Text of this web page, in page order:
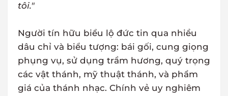
tôi."
Người tín hữu biểu lộ đức tin qua nhiều
dâu chỉ và biểu tượng: bái gối, cung giọng
phụng vụ, sử dụng trầm hương, quý trọng
các vật thánh, mỹ thuật thánh, và phẩm
giá của thánh nhạc. Chính vẻ uy nghiêm